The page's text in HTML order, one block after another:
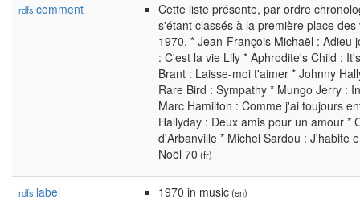
rdfs:comment
Cette liste présente, par ordre
s'étant classés à la première place
1970. * Jean-François Michaël : Adieu
: C'est la vie Lily * Aphrodite's Child :
Brant : Laisse-moi t'aimer * Johnny
Rare Bird : Sympathy * Mungo Jerry :
Marc Hamilton : Comme j'ai toujours
Hallyday : Deux amis pour un amour *
d'Arbanville * Michel Sardou : J'habite
Noël 70 (fr)
rdfs:label 1970 in music(en)